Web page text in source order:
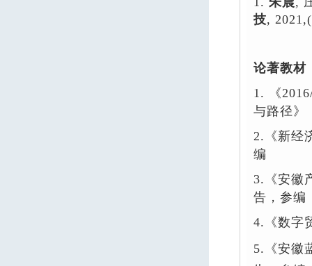
技, 2021
论著教材
1.
《
与路径》
2. 《新
编
3. 《安徽
告，参编
4. 《数
5. 《安徽